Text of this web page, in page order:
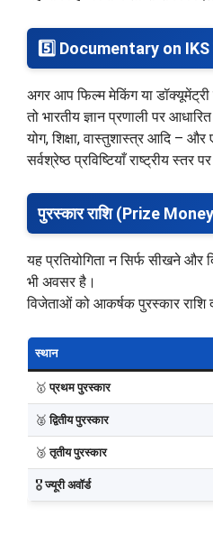
5️⃣ Documentary on
अगर आप फिल्म मेकिंग या
तो भारतीय ज्ञान प्रणाली पर
योग, शिक्षा, वास्तुशास्त्र आदि –
सर्वश्रेष्ठ प्रविष्टियाँ राष्ट्रीय स्तर
पुरस्कार राशि (Prize
यह प्रतियोगिता न सिर्फ सीखने और
भी अवसर है।
विजेताओं को आकर्षक पुरस्कार राशि
स्थान
🥇प्रथम पुरस्कार
🥈द्वितीय पुरस्कार
🥉तृतीय पुरस्कार
🎖ज्यूरी अवॉर्ड